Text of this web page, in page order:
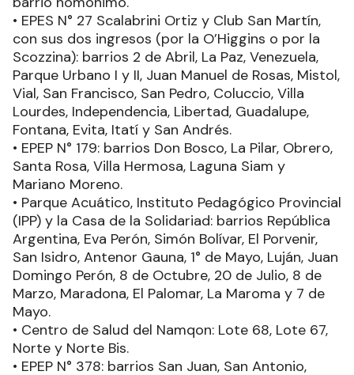
• EPES N° 27 Scalabrini Ortiz y Club San Martín,
con sus dos ingresos (por la O’Higgins o por la
Scozzina): barrios 2 de Abril, La Paz, Venezuela,
Parque Urbano I y II, Juan Manuel de Rosas, Mistol,
Vial, San Francisco, San Pedro, Coluccio, Villa
Lourdes, Independencia, Libertad, Guadalupe,
Fontana, Evita, Itatí y San Andrés.
• EPEP N° 179: barrios Don Bosco, La Pilar, Obrero,
Santa Rosa, Villa Hermosa, Laguna Siam y
Mariano Moreno.
• Parque Acuático, Instituto Pedagógico Provincial
(IPP) y la Casa de la Solidariad: barrios República
Argentina, Eva Perón, Simón Bolívar, El Porvenir,
San Isidro, Antenor Gauna, 1° de Mayo, Luján, Juan
Domingo Perón, 8 de Octubre, 20 de Julio, 8 de
Marzo, Maradona, El Palomar, La Maroma y 7 de
Mayo.
• Centro de Salud del Namqon: Lote 68, Lote 67,
Norte y Norte Bis.
• EPEP N° 378: barrios San Juan, San Antonio,